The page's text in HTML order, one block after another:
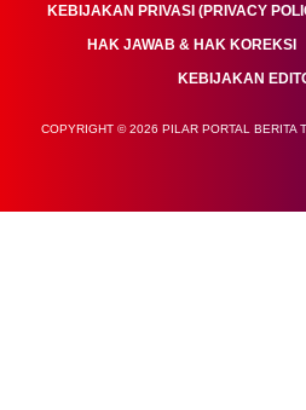
KEBIJAKAN PRIVASI (PRIVACY
HAK JAWAB & HAK KOREKSI
KEBIJAKAN
COPYRIGHT © 2026 PILAR PORTAL BERITA